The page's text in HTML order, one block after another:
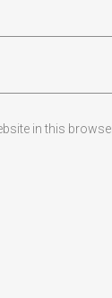
in this